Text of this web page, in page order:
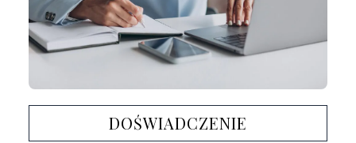
DOŚWIADCZENIE